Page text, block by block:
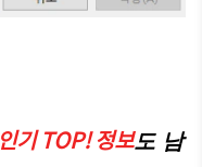
기 TOP! 정보도 남